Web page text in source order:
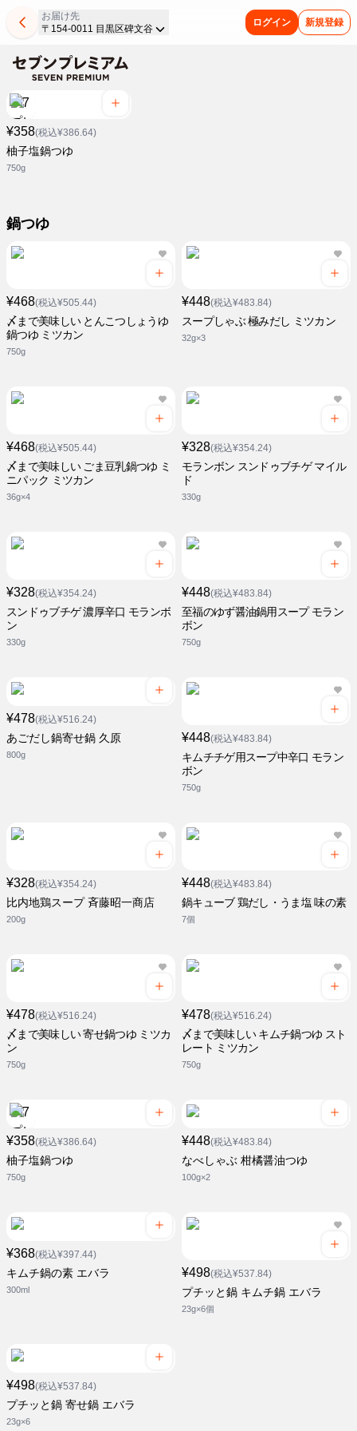
お届け先
〒154-0011 目黒区碑文谷
ログイン 新規登録
¥358(税込¥386.64)
柚子塩鍋つゆ
750g
鍋つゆ
¥468(税込¥505.44)
〆まで美味しい とんこつしょうゆ
鍋つゆ ミツカン
750g
¥448(税込¥483.84)
スープしゃぶ 極みだし ミツカン
32g×3
¥468(税込¥505.44)
〆まで美味しい ごま豆乳鍋つゆ ミ
ニパック ミツカン
36g×4
¥328(税込¥354.24)
モランボン スンドゥブチゲ マイル
ド
330g
¥328(税込¥354.24)
スンドゥブチゲ 濃厚辛口 モランボ
ン
330g
¥448(税込¥483.84)
至福のゆず醤油鍋用スープ モラン
ボン
750g
¥478(税込¥516.24)
あごだし鍋寄せ鍋 久原
800g
¥448(税込¥483.84)
キムチチゲ用スープ中辛口 モラン
ボン
750g
¥328(税込¥354.24)
比内地鶏スープ 斉藤昭一商店
200g
¥448(税込¥483.84)
鍋キューブ 鶏だし・うま塩 味の素
7個
¥478(税込¥516.24)
〆まで美味しい 寄せ鍋つゆ ミツカ
ン
750g
¥478(税込¥516.24)
〆まで美味しい キムチ鍋つゆ スト
レート ミツカン
750g
¥358(税込¥386.64)
柚子塩鍋つゆ
750g
¥448(税込¥483.84)
なべしゃぶ 柑橘醤油つゆ
100g×2
¥368(税込¥397.44)
キムチ鍋の素 エバラ
300ml
¥498(税込¥537.84)
プチッと鍋 キムチ鍋 エバラ
23g×6個
¥498(税込¥537.84)
プチッと鍋 寄せ鍋 エバラ
23g×6